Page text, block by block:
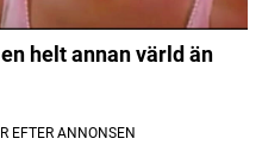
helt annan värld än